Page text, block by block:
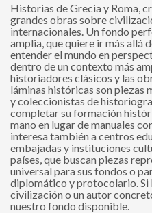
Historias de Grecia y Roma,
grandes obras sobre
internacionales. Un fondo
amplia, que quiere ir más allá
entender el mundo en
dentro de un contexto más
historiadores clásicos y las
láminas históricas son piezas
y coleccionistas de
completar su formación
mano en lugar de manuales
interesa también a centros
embajadas y instituciones
países, que buscan piezas
universal para sus fondos o
diplomático y protocolario. Si
civilización o un autor
nuestro fondo disponible.